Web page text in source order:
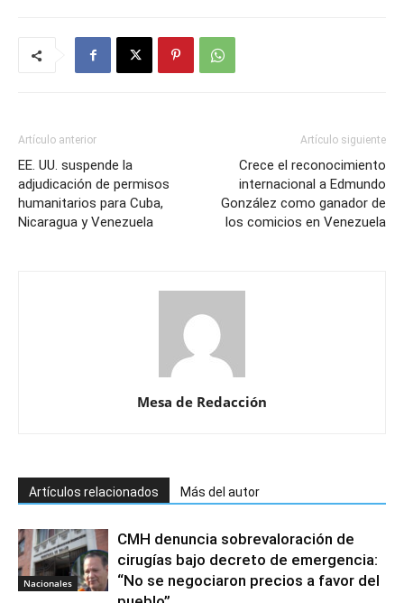
Artículo anterior
EE. UU. suspende la
adjudicación de permisos
humanitarios para Cuba,
Nicaragua y Venezuela
Artículo siguiente
Crece el reconocimiento
internacional a Edmundo
González como ganador de
los comicios en Venezuela
Mesa de Redacción
Artículos relacionados Más del autor
Nacionales
CMH denuncia sobrevaloración de
cirugías bajo decreto de emergencia:
“No se negociaron precios a favor del